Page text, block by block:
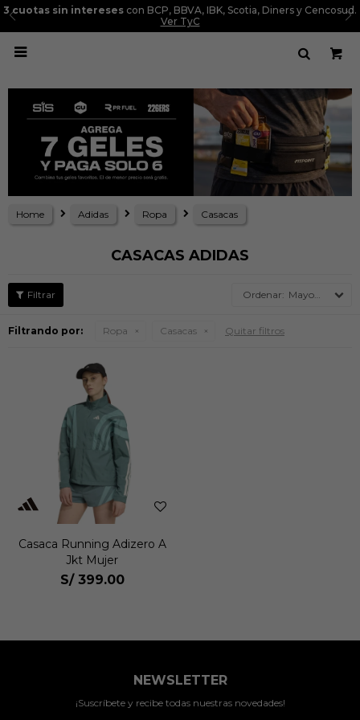
3 cuotas sin intereses con BCP, BBVA, IBK, Scotia, Diners y Cencosud.
Ver TyC

Home Adidas Ropa Casacas
CASACAS ADIDAS
Mayor precio
Filtrando por: Ropa Casacas Quitar filtros
Casaca Running Adizero A
Jkt Mujer
S/ 399.00
NEWSLETTER
¡Suscríbete y recibe todas nuestras novedades!